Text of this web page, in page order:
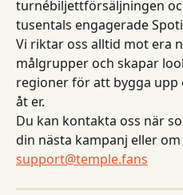
turnébiljettförsäljningen
tusentals engagerade
Vi riktar oss alltid mot era
målgrupper och skapar
regioner för att bygga upp
åt er.
Du kan kontakta oss när
din nästa kampanj eller
support@temple.fans